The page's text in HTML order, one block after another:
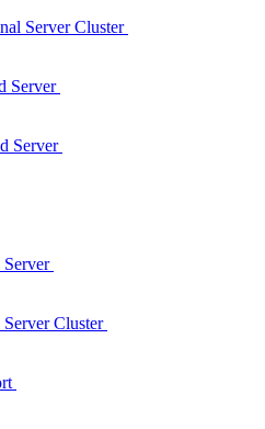
Server Cluster
Server
Server
Cluster